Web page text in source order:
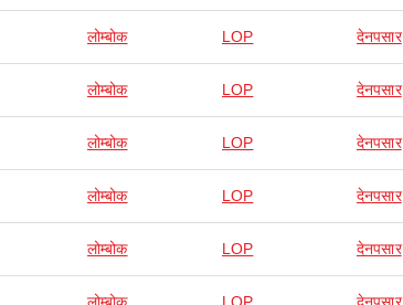
लोम्बोक LOP देनपसार
लोम्बोक LOP देनपसार
लोम्बोक LOP देनपसार
लोम्बोक LOP देनपसार
लोम्बोक LOP देनपसार